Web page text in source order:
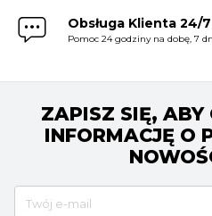
Obsługa Klienta 24/7
Pomoc 24 godziny na dobę, 7
ZAPISZ SIĘ, ABY
INFORMACJĘ O